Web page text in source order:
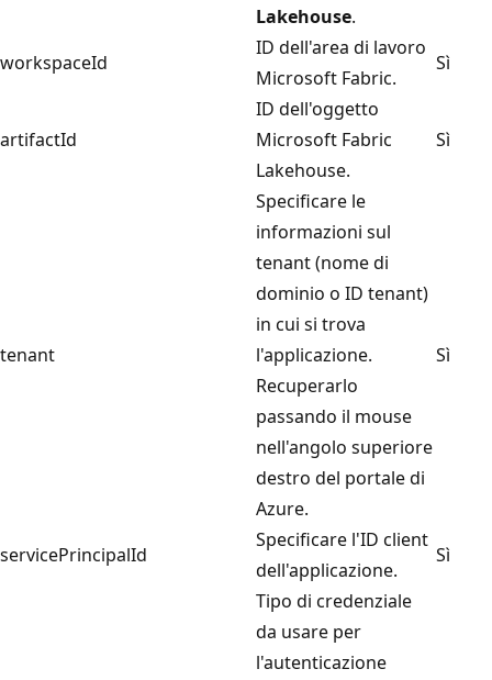
Lakehouse.
workspaceId
ID dell'area di lavoro
Microsoft Fabric.
Sì
artifactId
ID dell'oggetto
Microsoft Fabric
Lakehouse.
Sì
tenant
Specificare le
informazioni sul
tenant (nome di
dominio o ID tenant)
in cui si trova
l'applicazione.
Recuperarlo
passando il mouse
nell'angolo superiore
destro del portale di
Azure.
Sì
servicePrincipalId
Specificare l'ID client
dell'applicazione.
Sì
Tipo di credenziale
da usare per
l'autenticazione